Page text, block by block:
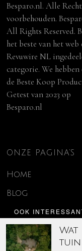
OOK
Wat
tuin
Besparo.nl. Alle
voorbehouden.
All Rights Reserved.
het beste van het web
Revuwire NL
categorie. We
deBeste Koop
Getest van 2023 op
Besparo.nl
ONZE PAGINA’S
Home
Blog
Contact
Disclaimer